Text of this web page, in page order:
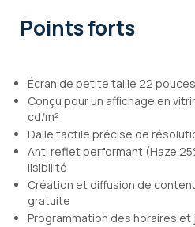
Points forts
Écran de petite taille 22
Conçu pour un affichage en
cd/m²
Dalle tactile précise de
Anti reflet performant (Haze
lisibilité
Création et diffusion de
gratuite
Programmation des horaires